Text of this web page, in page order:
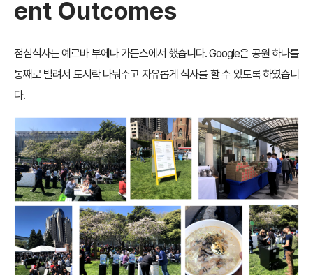
ent Outcomes
점심식사는 예르바 부에나 가든스에서 했습니다. Google은 공원 하나를
통째로 빌려서 도시락 나눠주고 자유롭게 식사를 할 수 있도록 하였습니
다.